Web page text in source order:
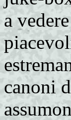
a
canoni